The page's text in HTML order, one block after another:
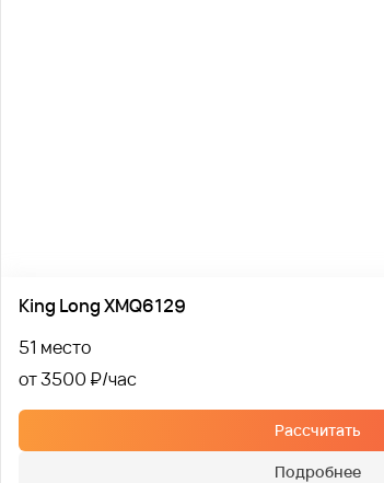
King Long XMQ6129
51 место
от 3500 ₽
Рассчитать
Подробнее